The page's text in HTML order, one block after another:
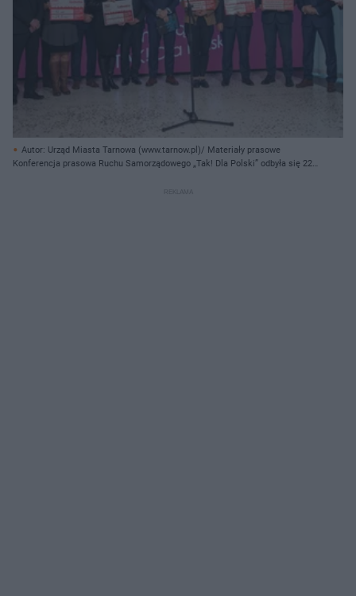
Autor: Urząd Miasta Tarnowa (www.tarnow.pl)/ Materiały prasowe
Konferencja prasowa Ruchu Samorządowego „Tak! Dla Polski” odbyła się 22